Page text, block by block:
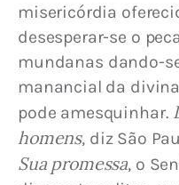
misericórdia
desesperar-se o
mundanas dando-
manancial da
pode amesquinhar.
homens, diz São
Sua promessa, o